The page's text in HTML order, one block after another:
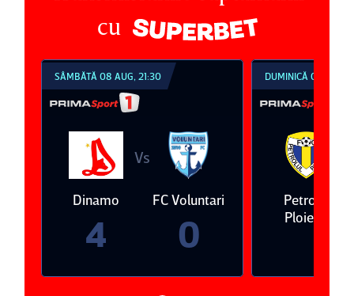
cu
SÂMBĂTĂ 08 AUG, 21:30
Dinamo
4
Vs
FC Voluntari
0
DUMINICĂ 09 AUG,
Petrolul
Ploieşti